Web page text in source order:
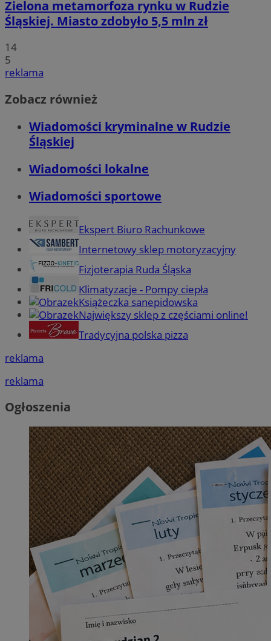
Zielona metamorfoza rynku w Rudzie
Śląskiej. Miasto zdobyło 5,5 mln zł
14
5
reklama
Zobacz również
Wiadomości kryminalne w Rudzie
Śląskiej
Wiadomości lokalne
Wiadomości sportowe
Ekspert Biuro Rachunkowe
Internetowy sklep motoryzacyjny
Fizjoterapia Ruda Śląska
Klimatyzacje - Pompy ciepła
Książeczka sanepidowska
Największy sklep z częściami online!
Tradycyjna polska pizza
reklama
reklama
Ogłoszenia